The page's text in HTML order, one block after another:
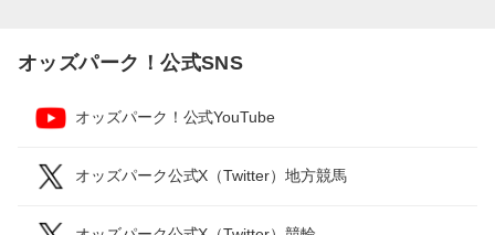
オッズパーク！公式SNS
オッズパーク！公式YouTube
オッズパーク公式X（Twitter）地方競馬